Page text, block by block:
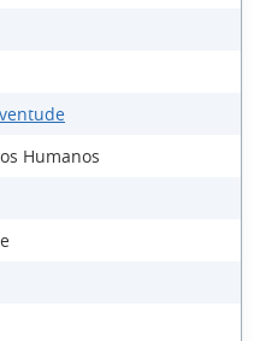
Humanos